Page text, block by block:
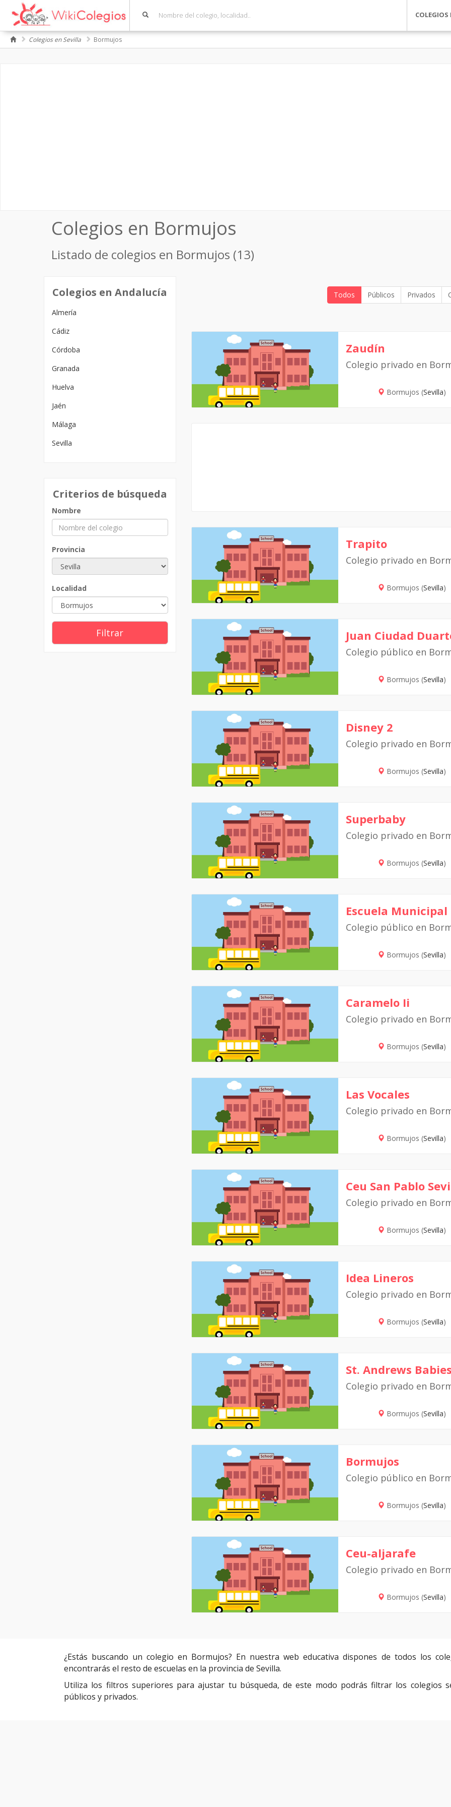
COLEGIOS
Colegios en Sevilla Bormujos
Colegios en Bormujos
Listado de colegios en Bormujos (13)
Colegios en Andalucía
Almería
Cádiz
Córdoba
Granada
Huelva
Jaén
Málaga
Sevilla
Criterios de búsqueda
Nombre
Provincia
Localidad
Filtrar
Todos Públicos Privados
Zaudín
Colegio privado en
Bormujos (Sevilla)
Trapito
Colegio privado en
Bormujos (Sevilla)
Juan Ciudad
Colegio público en
Bormujos (Sevilla)
Disney 2
Colegio privado en
Bormujos (Sevilla)
Superbaby
Colegio privado en
Bormujos (Sevilla)
Escuela Municipal
Colegio público en
Bormujos (Sevilla)
Caramelo Ii
Colegio privado en
Bormujos (Sevilla)
Las Vocales
Colegio privado en
Bormujos (Sevilla)
Ceu San Pablo
Colegio privado en
Bormujos (Sevilla)
Idea Lineros
Colegio privado en
Bormujos (Sevilla)
St. Andrews Babies
Colegio privado en
Bormujos (Sevilla)
Bormujos
Colegio público en
Bormujos (Sevilla)
Ceu-aljarafe
Colegio privado en
Bormujos (Sevilla)
¿Estás buscando un colegio en Bormujos? En nuestra web educativa dispones de todos los
encontrarás el resto de escuelas en la provincia de Sevilla.
Utiliza los filtros superiores para ajustar tu búsqueda, de este modo podrás filtrar los colegios
públicos y privados.